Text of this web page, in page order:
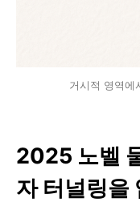
거시적 영역
2025 노벨
자 터널링을